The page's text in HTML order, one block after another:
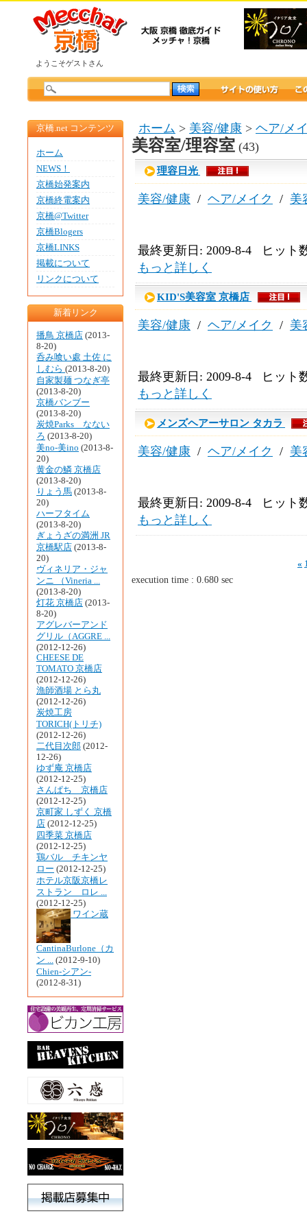
ようこそゲストさん
京橋.net コンテンツ
ホーム
NEWS！
京橋始発案内
京橋終電案内
京橋@Twitter
京橋Blogers
京橋LINKS
掲載について
リンクについて
新着リンク
播鳥 京橋店 (2013-
8-20)
呑み喰い處 土佐 に
しむら (2013-8-20)
自家製麺 つなぎ亭
(2013-8-20)
京橋バンブー
(2013-8-20)
炭焼Parks なない
ろ (2013-8-20)
美no-美ino (2013-8-
20)
黄金の鱗 京橋店
(2013-8-20)
りょう馬 (2013-8-
20)
ハーフタイム
(2013-8-20)
ぎょうざの満洲 JR
京橋駅店 (2013-8-
20)
ヴィネリア・ジャ
ンニ （Vineria ...
(2013-8-20)
灯花 京橋店 (2013-
8-20)
アグレバーアンド
グリル（AGGRE ...
(2012-12-26)
CHEESE DE
TOMATO 京橋店
(2012-12-26)
漁師酒場 とら丸
(2012-12-26)
炭焼工房
TORICH(トリチ)
(2012-12-26)
二代目次郎 (2012-
12-26)
ゆず庵 京橋店
(2012-12-25)
さんぱち 京橋店
(2012-12-25)
京町家 しずく 京橋
店 (2012-12-25)
四季菜 京橋店
(2012-12-25)
鶏バル チキンヤ
ロー (2012-12-25)
ホテル京阪京橋レ
ストラン ロレ ...
(2012-12-25)
ワイン蔵
CantinaBurlone（カ
ン ... (2012-9-10)
Chien-シアン-
(2012-8-31)
ホーム > 美容/健康 > ヘア/メ
美容室/理容室 (43)
理容日光
美容/健康 / ヘア/メイク / 美
最終更新日: 2009-8-4 ヒッ
もっと詳しく
KID'S美容室 京橋店
美容/健康 / ヘア/メイク / 美
最終更新日: 2009-8-4 ヒッ
もっと詳しく
メンズヘアーサロン タカラ
美容/健康 / ヘア/メイク / 美
最終更新日: 2009-8-4 ヒッ
もっと詳しく
«
execution time : 0.680 sec